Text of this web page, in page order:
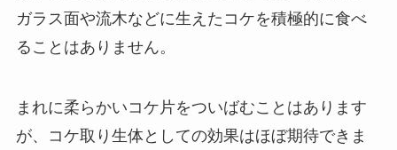
ガラス面や流木などに生えたコケを積極的に食べ
ることはありません。
まれに柔らかいコケ片をついばむことはあります
が、コケ取り生体としての効果はほぼ期待できま